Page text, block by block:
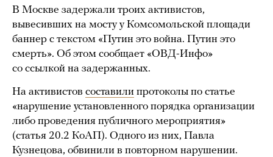
В Москве задержали троих активистов,
вывесивших на мосту у Комсомольской площади
баннер с текстом «Путин это война. Путин это
смерть». Об этом сообщает «ОВД-Инфо»
со ссылкой на задержанных.
На активистов составили протоколы по статье
«нарушение установленного порядка организации
либо проведения публичного мероприятия»
(статья 20.2 КоАП). Одного из них, Павла
Кузнецова, обвинили в повторном нарушении.